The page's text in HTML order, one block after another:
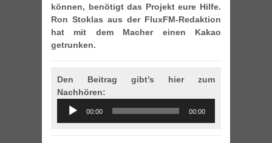
können, benötigt das Projekt eure Hilfe.
Ron Stoklas aus der FluxFM-Redaktion
hat mit dem Macher einen Kakao
getrunken.
Den Beitrag gibt’s hier zum
Nachhören:
Audio
Player
00:00 00:00